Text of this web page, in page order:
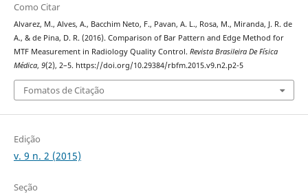
Como Citar
Alvarez, M., Alves, A., Bacchim Neto, F., Pavan, A. L., Rosa, M., Miranda, J. R. de
A., & de Pina, D. R. (2016). Comparison of Bar Pattern and Edge Method for
MTF Measurement in Radiology Quality Control. Revista Brasileira De Física
Médica, 9(2), 2–5. https://doi.org/10.29384/rbfm.2015.v9.n2.p2-5
Fomatos de Citação
Edição
v. 9 n. 2 (2015)
Seção